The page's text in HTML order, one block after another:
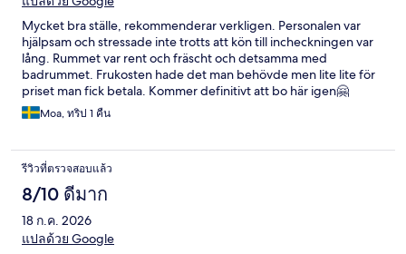
Mycket bra ställe, rekommenderar verkligen. Personalen var
hjälpsam och stressade inte trotts att kön till incheckningen var
lång. Rummet var rent och fräscht och detsamma med
badrummet. Frukosten hade det man behövde men lite lite för
priset man fick betala. Kommer definitivt att bo här igen🤗
Moa, ทริป 1 คืน
รีวิวที่ตรวจสอบแล้ว
8/10 ดีมาก
18 ก.ค. 2026
แปลด้วย Google